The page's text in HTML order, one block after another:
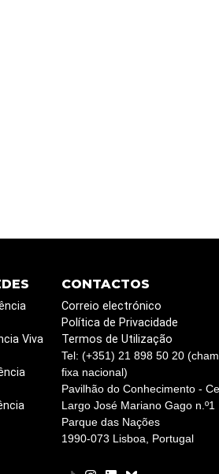
Viva
CONTACTOS
Correio electrónico
Política de Privacidade
Termos de Utilização
Tel: (+351) 21 898 50 20
fixa nacional)
Pavilhão do Conhecimento -
Largo José Mariano Gago n.º1
Parque das Nações
1990-073 Lisboa, Portugal